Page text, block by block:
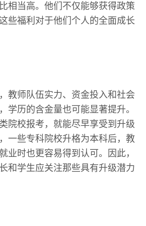
相当高。他们不仅能够获得政策
些福利对于他们个人的全面成长
教师队伍实力、资金投入和社会
学历的含金量也可能显著提升。
院校报考，就能尽早享受到升级
一些专科院校升格为本科后，教
业时也更容易得到认可。因此，
和学生应关注那些具有升级潜力